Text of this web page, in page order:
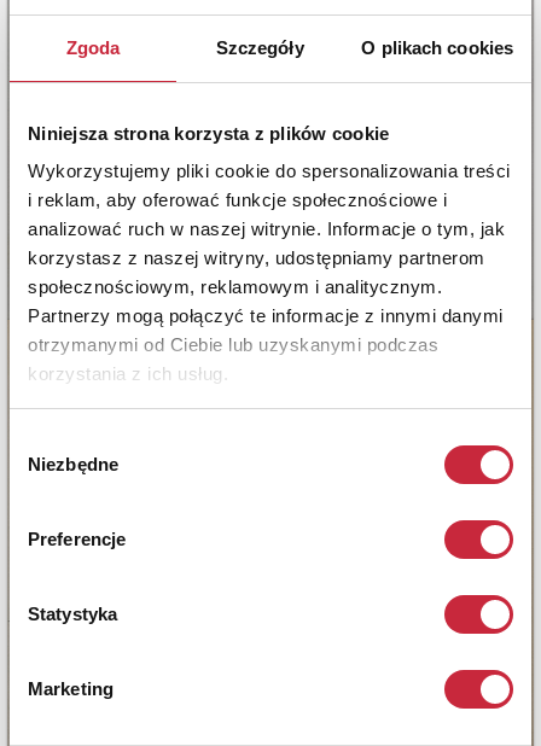
Zgoda Szczegóły O plikach cookies
Niniejsza strona korzysta z plików cookie
Wykorzystujemy pliki cookie do spersonalizowania treści
i reklam, aby oferować funkcje społecznościowe i
analizować ruch w naszej witrynie. Informacje o tym, jak
korzystasz z naszej witryny, udostępniamy partnerom
społecznościowym, reklamowym i analitycznym.
Partnerzy mogą połączyć te informacje z innymi danymi
otrzymanymi od Ciebie lub uzyskanymi podczas
korzystania z ich usług.
zgody
Niezbędne
Preferencje
Statystyka
Marketing